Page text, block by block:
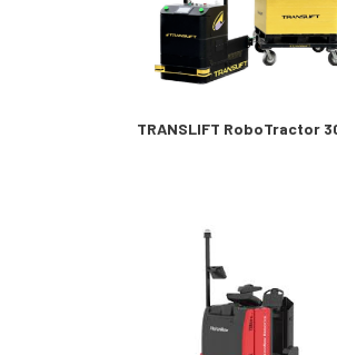
TRANSLIFT RoboTractor